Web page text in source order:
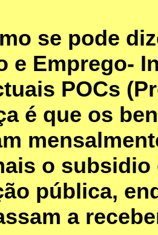
se pode
e Emprego-
POCs
é que os
o
pública,
a